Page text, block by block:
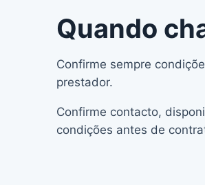
Quando
Confirme sempre
prestador.
Confirme contacto,
condições antes de